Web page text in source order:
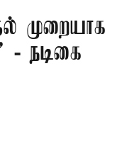
முறையாக
நடிகை